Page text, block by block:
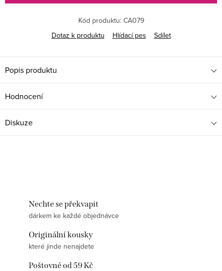
Kód produktu: CA079
Dotaz k produktu
Hlídací pes Sdílet
Popis produktu
Hodnocení
Diskuze
Nechte se překvapit
dárkem ke každé objednávce
Originální kousky
které jinde nenajdete
Poštovné od 59 Kč